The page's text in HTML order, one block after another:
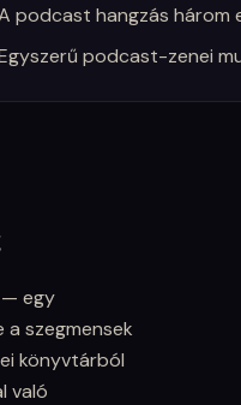
podcast hangzás három
podcast-zenei
— egy
szegmensek
könyvtárból
való